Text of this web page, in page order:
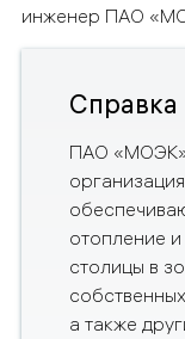
инженер ПАО
Справка
ПАО
отопление
столицы в
а также